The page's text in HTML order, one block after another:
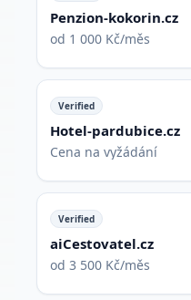
Penzion-kokorin.cz
od 1 000 Kč/měs
Verified
Hotel-pardubice.cz
Cena na vyžádání
Verified
aiCestovatel.cz
od 3 500 Kč/měs